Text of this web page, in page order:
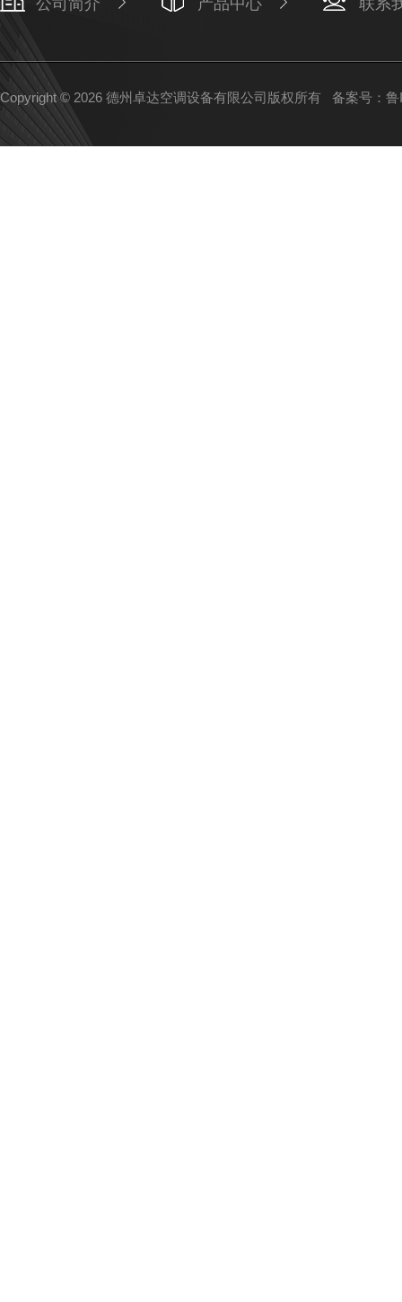
公司简介 产品中心 联系
Copyright © 2026 德州卓达空调设备有限公司版权所有 备案号：